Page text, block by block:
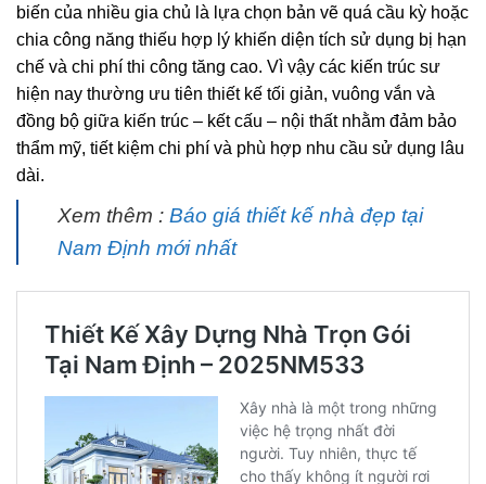
biến của nhiều gia chủ là lựa chọn bản vẽ quá cầu kỳ hoặc
chia công năng thiếu hợp lý khiến diện tích sử dụng bị hạn
chế và chi phí thi công tăng cao. Vì vậy các kiến trúc sư
hiện nay thường ưu tiên thiết kế tối giản, vuông vắn và
đồng bộ giữa kiến trúc – kết cấu – nội thất nhằm đảm bảo
thẩm mỹ, tiết kiệm chi phí và phù hợp nhu cầu sử dụng lâu
dài.
Xem thêm : Báo giá thiết kế nhà đẹp tại
Nam Định mới nhất